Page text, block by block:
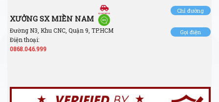
XƯỞNG SX MIỀN NAM
Đường N3, Khu CNC, Quận 9, TP.HCM
Điện thoại:
0868.046.999
Chỉ đường
Gọi điện